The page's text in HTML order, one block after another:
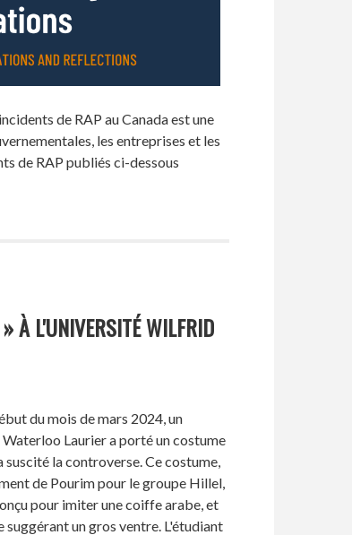
de RAP au Canada est une
les entreprises et les
de RAP publiés ci-dessous
À L'UNIVERSITÉ WILFRID
du mois de mars 2024, un
Laurier a porté un costume
la controverse. Ce costume,
de Pourim pour le groupe Hillel,
pour imiter une coiffe arabe, et
un gros ventre. L'étudiant